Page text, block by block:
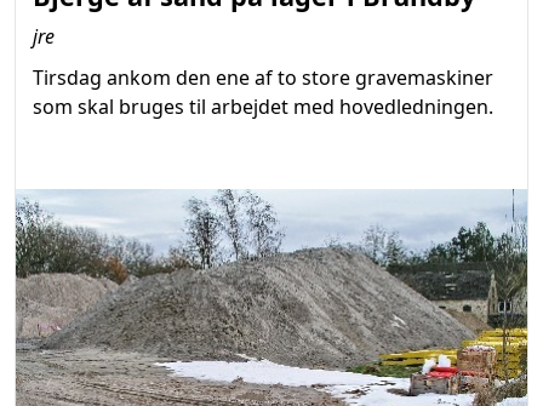
jre
Tirsdag ankom den ene af to store gravemaskiner
som skal bruges til arbejdet med hovedledningen.